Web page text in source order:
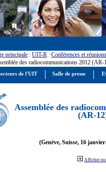
principale : UIT-R : Conférences et réunions
des radiocommunications 2012 (AR-
Assemblée des
(AR-
(Genève, Suisse, 16
Afficher
de l'UIT Salle de presse